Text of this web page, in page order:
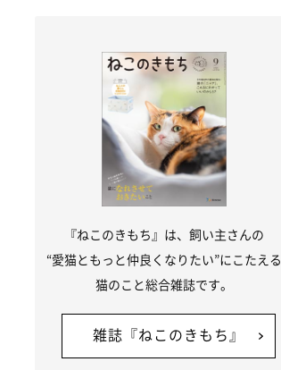
『ねこのきもち』は、飼い主さんの
“愛猫ともっと仲良くなりたい”にこたえる
猫のこと総合雑誌です。
雑誌『ねこのきもち』